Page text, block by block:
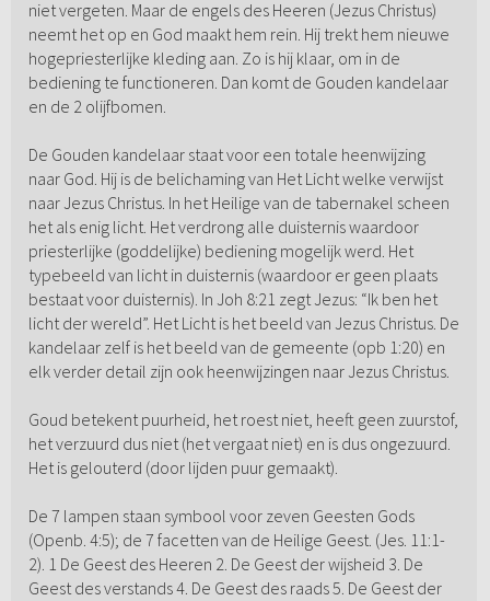
niet vergeten. Maar de engels des Heeren (Jezus Christus)
neemt het op en God maakt hem rein. Hij trekt hem nieuwe
hogepriesterlijke kleding aan. Zo is hij klaar, om in de
bediening te functioneren. Dan komt de Gouden kandelaar
en de 2 olijfbomen.
De Gouden kandelaar staat voor een totale heenwijzing
naar God. Hij is de belichaming van Het Licht welke verwijst
naar Jezus Christus. In het Heilige van de tabernakel scheen
het als enig licht. Het verdrong alle duisternis waardoor
priesterlijke (goddelijke) bediening mogelijk werd. Het
typebeeld van licht in duisternis (waardoor er geen plaats
bestaat voor duisternis). In Joh 8:21 zegt Jezus: “Ik ben het
licht der wereld”. Het Licht is het beeld van Jezus Christus. De
kandelaar zelf is het beeld van de gemeente (opb 1:20) en
elk verder detail zijn ook heenwijzingen naar Jezus Christus.
Goud betekent puurheid, het roest niet, heeft geen zuurstof,
het verzuurd dus niet (het vergaat niet) en is dus ongezuurd.
Het is gelouterd (door lijden puur gemaakt).
De 7 lampen staan symbool voor zeven Geesten Gods
(Openb. 4:5); de 7 facetten van de Heilige Geest. (Jes. 11:1-
2). 1 De Geest des Heeren 2. De Geest der wijsheid 3. De
Geest des verstands 4. De Geest des raads 5. De Geest der